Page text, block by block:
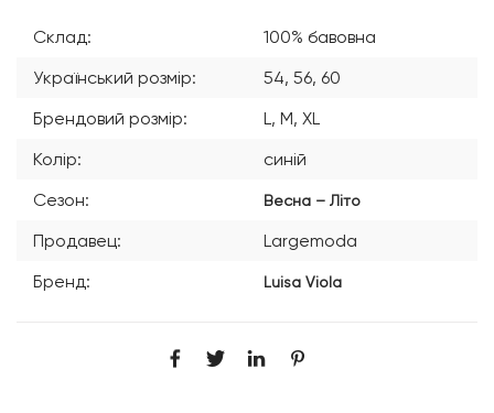
Склад:
100% бавовна
Український розмір:
54, 56, 60
Брендовий розмір:
L, M, XL
Колір:
синій
Сезон:
Весна – Літо
Продавец:
Largemoda
Бренд:
Luisa Viola